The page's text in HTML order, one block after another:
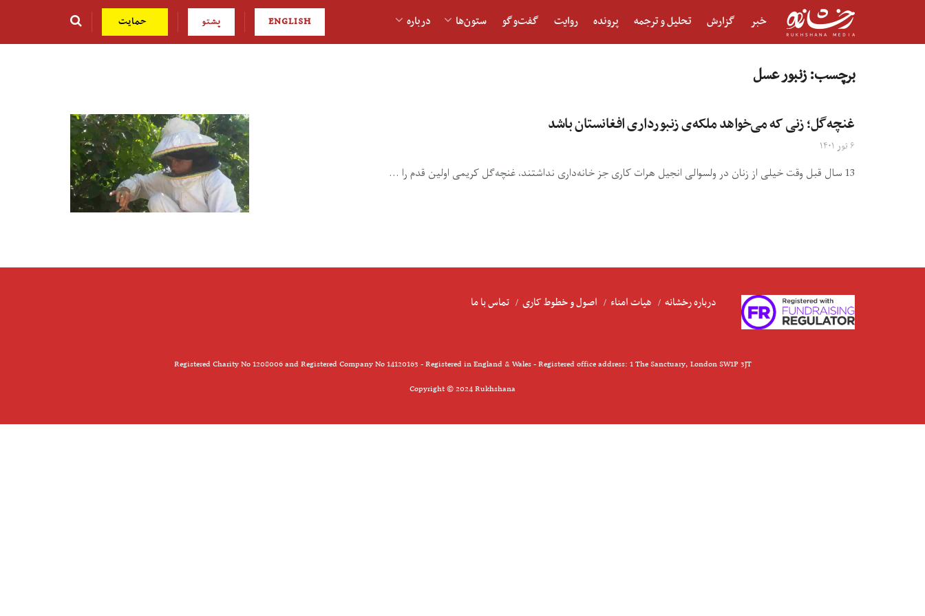
خبر گزارش تحلیل و ترجمه پرونده روایت گفت‌و‎گو ستون‌ها درباره ENGLISH پشتو حمایت
برچسب:زنبور عسل
غنچه‌گل؛ زنی که می‌خواهد ملکه‌ی زنبورداری افغانستان باشد
۶ ثور ۱۴۰۱
13 سال قبل وقت خیلی از زنان در ولسوالی‌ انجیل هرات کاری جز خانه‌داری نداشتند، غنچه‌گل کریمی اولین قدم را ...
درباره رخشانه هیات امناء اصول و خطوط کاری تماس با ما
Registered Charity No 1208006 and Registered Company No 14120163 - Registered in England & Wales - Registered office address: 1 The Sanctuary, London SW1P 3JT
Copyright © 2024 Rukhshana